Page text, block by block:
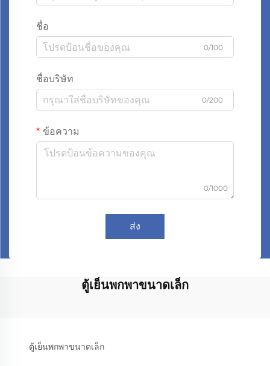
ชื่อ
0/100
ชื่อบริษัท
0/200
ข้อความ
0/1000
ส่ง
ตู้เย็นพกพาขนาดเล็ก
ตู้เย็นพกพาขนาดเล็ก